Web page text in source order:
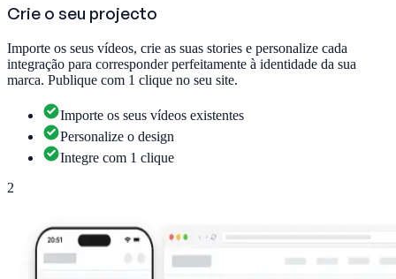
Crie o seu projecto
Importe os seus vídeos, crie as suas stories e personalize cada
integração para corresponder perfeitamente à identidade da sua
marca. Publique com 1 clique no seu site.
Importe os seus vídeos existentes
Personalize o design
Integre com 1 clique
2